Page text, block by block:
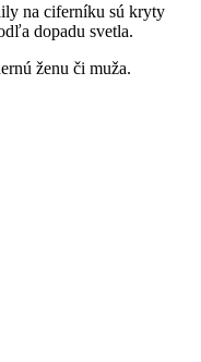
na ciferníku sú kryty
dopadu svetla.
ženu či muža.